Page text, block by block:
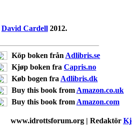
David Cardell 2012.
Köp boken från Adlibris.se
Kjøp boken fra Capris.no
Køb bogen fra Adlibris.dk
Buy this book from Amazon.co.uk
Buy this book from Amazon.com
www.idrottsforum.org | Redaktör